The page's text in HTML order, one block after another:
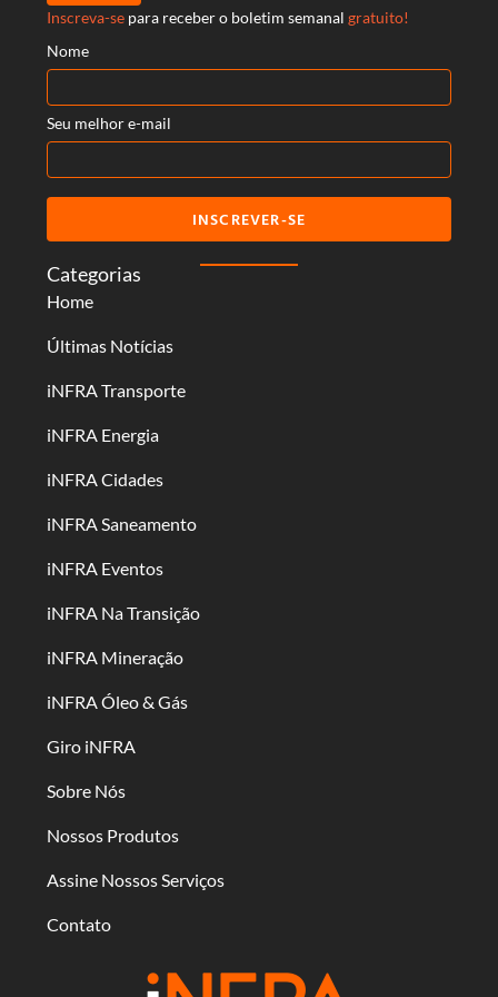
Categorias
Home
Últimas Notícias
iNFRA Transporte
iNFRA Energia
iNFRA Cidades
iNFRA Saneamento
iNFRA Eventos
iNFRA Na Transição
iNFRA Mineração
iNFRA Óleo & Gás
Giro iNFRA
Sobre Nós
Nossos Produtos
Assine Nossos Serviços
Contato
Inscreva-se para receber o boletim semanal gratuito!
Nome
Seu melhor e-mail
INSCREVER-SE